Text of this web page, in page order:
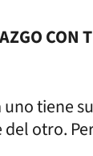
CON
tiene
otro.